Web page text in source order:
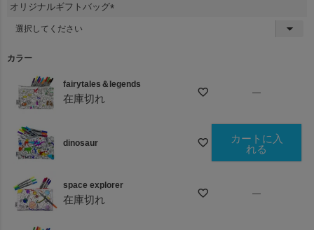
オリジナルギフトバッグ
カラー
fairytales＆legends
在庫切れ
—
dinosaur
カートに入
れる
space explorer
在庫切れ
—